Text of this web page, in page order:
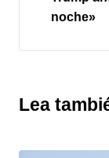
noche»
Lea